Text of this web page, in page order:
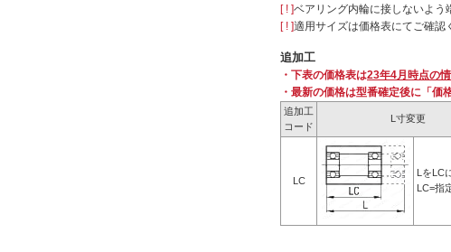
[ ! ]ベアリング内輪に接しないよう
[ ! ]適用サイズは価格表にてご確認
追加工
・下表の価格表は23年4月時点の
・最新の価格は型番確定後に「価
追加工
コード
L寸変更
LC
LをLC
LC=指